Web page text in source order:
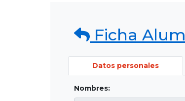
Ficha
Datos personales
Nombres: